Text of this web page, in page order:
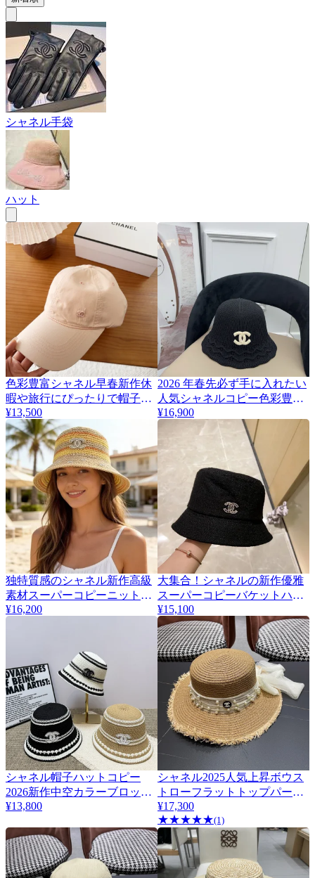
シャネル手袋
ハット
色彩豊富シャネル早春新作休
暇や旅行にぴったりで帽子コ
ピー 4545900
¥13,500
2026 年春先必ず手に入れたい
人気シャネルコピー色彩豊富
帽子ハット CH74855
¥16,900
独特質感のシャネル新作高級
素材スーパーコピーニットハ
ット CH99230
¥16,200
大集合！シャネルの新作優雅
スーパーコピーバケットハッ
ト ch400025品質保証
¥15,100
シャネル帽子ハットコピー
2026新作中空カラーブロック
シンプル フィッシャーマンハ
¥13,800
シャネル2025人気上昇ボウス
トローフラットトップパール
ファーエッジの麦わら帽子
ch20089
¥17,300
★★★★★(1)